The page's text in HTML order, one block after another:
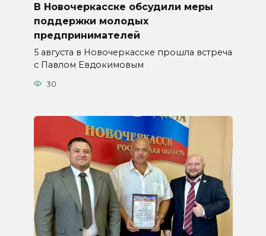
В Новочеркасске обсудили меры
поддержки молодых
предпринимателей
5 августа в Новочеркасске прошла встреча
с Павлом Евдокимовым
30